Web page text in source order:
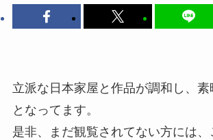
立派な日本家屋と作品が調和し、素
となってます。
是非、まだ観覧されてない方には